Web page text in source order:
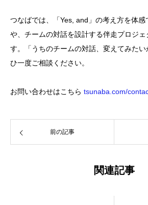
つなばでは、「Yes, and」の考え方を体
や、チームの対話を設計する伴走プロジェ
す。「うちのチームの対話、変えてみた
ひ一度ご相談ください。
お問い合わせはこちら tsunaba.com/
前の記事
関連記事